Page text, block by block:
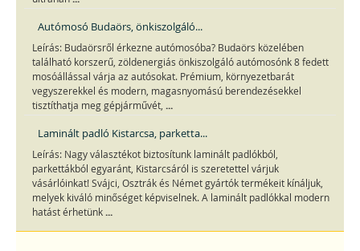
Autómosó Budaörs, önkiszolgáló...
Leírás: Budaörsről érkezne autómosóba? Budaörs közelében
található korszerű, zöldenergiás önkiszolgáló autómosónk 8 fedett
mosóállással várja az autósokat. Prémium, környezetbarát
vegyszerekkel és modern, magasnyomású berendezésekkel
tisztíthatja meg gépjárművét, ...
Laminált padló Kistarcsa, parketta...
Leírás: Nagy választékot biztosítunk laminált padlókból,
parkettákból egyaránt, Kistarcsáról is szeretettel várjuk
vásárlóinkat! Svájci, Osztrák és Német gyártók termékeit kínáljuk,
melyek kiváló minőséget képviselnek. A laminált padlókkal modern
hatást érhetünk ...